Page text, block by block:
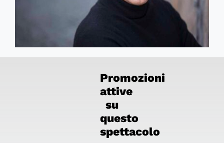
Promozioni
attive
su
questo
spettacolo